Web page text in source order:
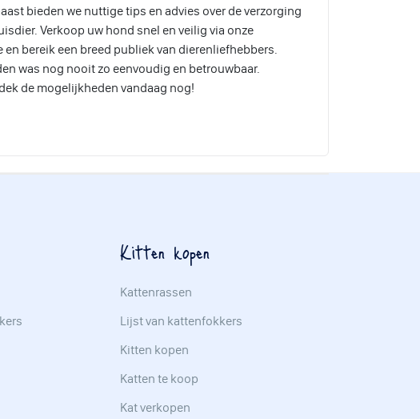
bieden we nuttige tips en advies over de verzorging
Verkoop uw hond snel en veilig via onze
bereik een breed publiek van dierenliefhebbers.
was nog nooit zo eenvoudig en betrouwbaar.
de mogelijkheden vandaag nog!
Kitten kopen
Kattenrassen
Lijst van kattenfokkers
Kitten kopen
Katten te koop
Kat verkopen